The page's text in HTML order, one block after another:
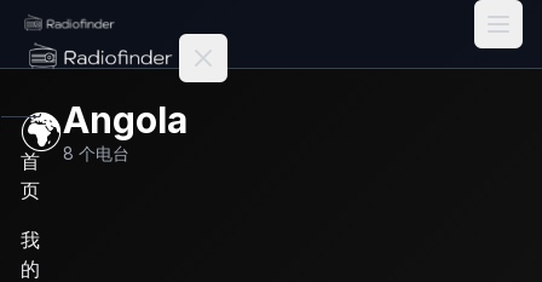
Radiofinder home
首
页
我
的
🌍Angola
8 个电台